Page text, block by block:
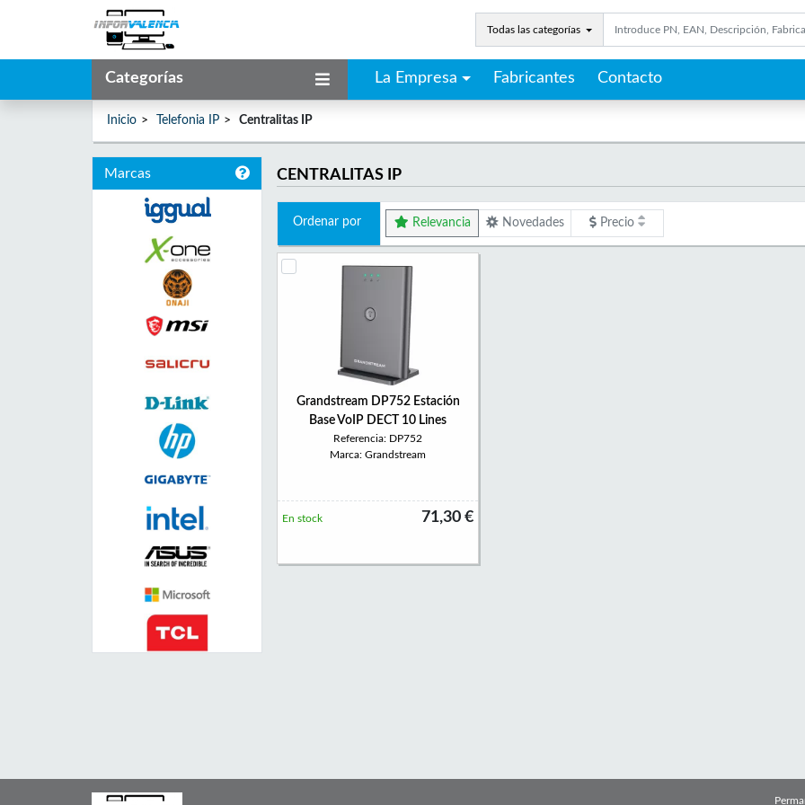
Todas las categorías
Categorías La Empresa Fabricantes Contacto
Inicio Telefonia IP Centralitas IP
Marcas CENTRALITAS IP
Ordenar por Relevancia Novedades Precio
Grandstream DP752 Estación
Base VoIP DECT 10 Lines
Referencia: DP752
Marca: Grandstream
71,30 €
En stock